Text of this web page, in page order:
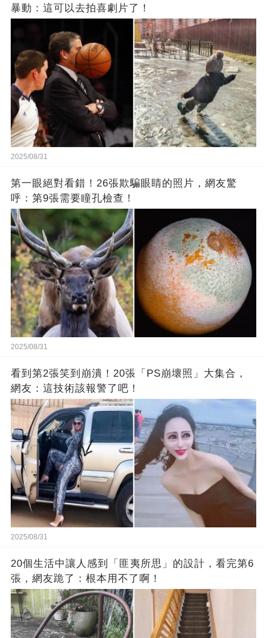
暴動：這可以去拍喜劇片了！
2025/08/31
第一眼絕對看錯！26張欺騙眼睛的照片，網友驚
呼：第9張需要瞳孔檢查！
2025/08/31
看到第2張笑到崩潰！20張「PS崩壞照」大集合，
網友：這技術該報警了吧！
2025/08/31
20個生活中讓人感到「匪夷所思」的設計，看完第6
張，網友跪了：根本用不了啊！